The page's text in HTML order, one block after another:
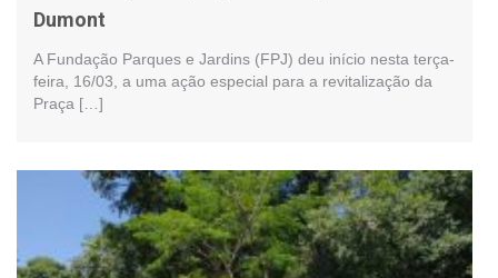
Dumont
A Fundação Parques e Jardins (FPJ) deu início nesta terça-
feira, 16/03, a uma ação especial para a revitalização da
Praça […]